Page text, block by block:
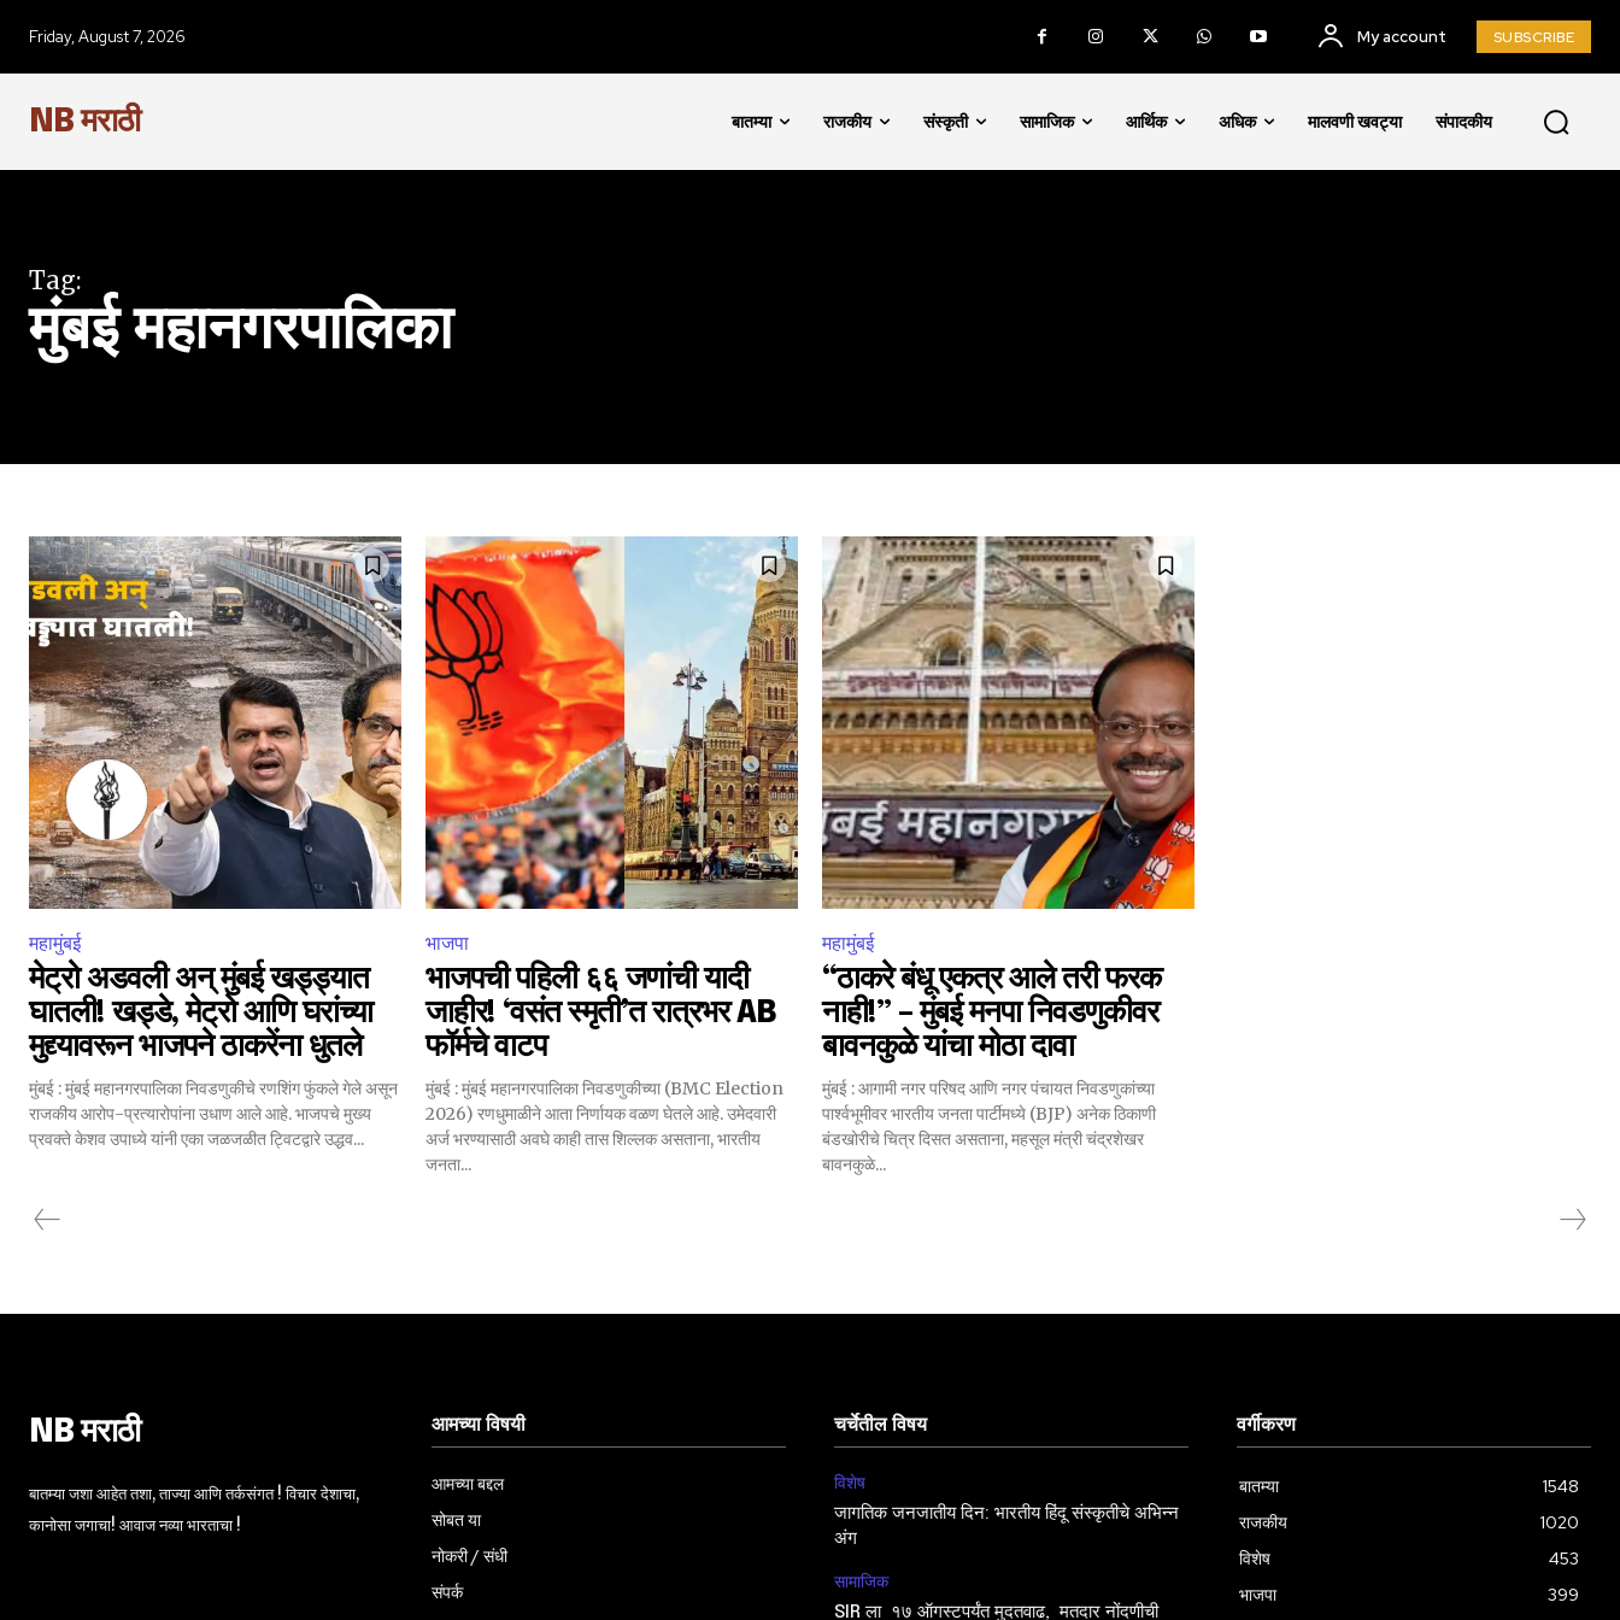
SUBSCRIBERS and be part
of the conversation.
won't spam your inbox. Your information is safe with us.
6,300
Fans
32,111
Followers
75
Followers
Friday, August 7, 2026 My account SUBSCRIBE
NB मराठी बातम्या राजकीय संस्कृती सामाजिक आर्थिक अधिक मालवणी खवट्या संपादकीय
Tag:
मुंबई महानगरपालिका
महामुंबई
मेट्रो अडवली अन् मुंबई खड्ड्यात
घातली! खड्डे, मेट्रो आणि घरांच्या
मुद्द्यावरून भाजपने ठाकरेंना धुतले
मुंबई : मुंबई महानगरपालिका निवडणुकीचे रणशिंग फुंकले गेले असून
राजकीय आरोप-प्रत्यारोपांना उधाण आले आहे. भाजपचे मुख्य
प्रवक्ते केशव उपाध्ये यांनी एका जळजळीत ट्विटद्वारे उद्धव...
भाजपा
भाजपची पहिली ६६ जणांची यादी
जाहीर! ‘वसंत स्मृती’त रात्रभर AB
फॉर्मचे वाटप
मुंबई : मुंबई महानगरपालिका निवडणुकीच्या (BMC Election
2026) रणधुमाळीने आता निर्णायक वळण घेतले आहे. उमेदवारी
अर्ज भरण्यासाठी अवघे काही तास शिल्लक असताना, भारतीय
जनता...
महामुंबई
“ठाकरे बंधू एकत्र आले तरी फरक
नाही!” – मुंबई मनपा निवडणुकीवर
बावनकुळे यांचा मोठा दावा
मुंबई : आगामी नगर परिषद आणि नगर पंचायत निवडणुकांच्या
पार्श्वभूमीवर भारतीय जनता पार्टीमध्ये (BJP) अनेक ठिकाणी
बंडखोरीचे चित्र दिसत असताना, महसूल मंत्री चंद्रशेखर
बावनकुळे...
NB मराठी
बातम्या जशा आहेत तशा, ताज्या आणि तर्कसंगत ! विचार देशाचा,
कानोसा जगाचा! आवाज नव्या भारताचा !
आमच्या विषयी
आमच्या बद्दल
सोबत या
नोकरी / संधी
संपर्क
चर्चेतील विषय
विशेष
जागतिक जनजातीय दिन: भारतीय हिंदू संस्कृतीचे अभिन्न
अंग
सामाजिक
SIR ला १७ ऑगस्टपर्यंत मुदतवाढ, मतदार नोंदणीची
वर्गीकरण
बातम्या
1548
राजकीय
1020
विशेष
453
भाजपा
399